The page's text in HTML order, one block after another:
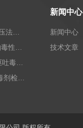
新闻中心
新闻中心
技术文章